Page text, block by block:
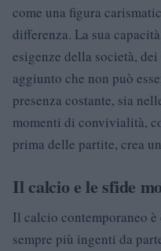
come una figura
differenza. La sua
esigenze della società,
aggiunto che non può
presenza costante, sia
momenti di convivialità,
prima delle partite, crea
Il calcio e le sfide
Il calcio contemporaneo
sempre più ingenti da